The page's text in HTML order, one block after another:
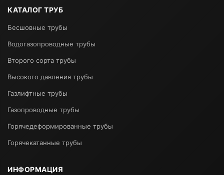
КАТАЛОГ ТРУБ
Бесшовные трубы
Водогазопроводные трубы
Второго сорта трубы
Высокого давления трубы
Газлифтные трубы
Газопроводные трубы
Горячедеформированные трубы
Горячекатанные трубы
ИНФОРМАЦИЯ